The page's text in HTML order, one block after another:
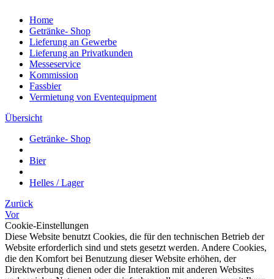
Home
Getränke- Shop
Lieferung an Gewerbe
Lieferung an Privatkunden
Messeservice
Kommission
Fassbier
Vermietung von Eventequipment
Übersicht
Getränke- Shop
Bier
Helles / Lager
Zurück
Vor
Cookie-Einstellungen
Diese Website benutzt Cookies, die für den technischen Betrieb der
Website erforderlich sind und stets gesetzt werden. Andere Cookies,
die den Komfort bei Benutzung dieser Website erhöhen, der
Direktwerbung dienen oder die Interaktion mit anderen Websites